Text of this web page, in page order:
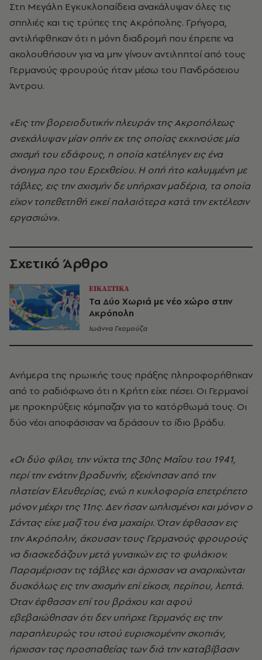
Στη Μεγάλη Εγκυκλοπαίδεια ανακάλυψαν όλες τις
σπηλιές και τις τρύπες της Ακρόπολης. Γρήγορα,
αντιλήφθηκαν ότι η μόνη διαδρομή που έπρεπε να
ακολουθήσουν για να μην γίνουν αντιληπτοί από τους
Γερμανούς φρουρούς ήταν μέσω του Πανδρόσειου
Άντρου.
«Εις την βορειοδυτικήν πλευράν της Ακροπόλεως
ανεκάλυψαν μίαν οπήν εκ της οποίας εκκινούσε μία
σχισμή του εδάφους, η οποία κατέληγεν εις ένα
άνοιγμα προ του Ερεχθείου. Η οπή ήτο καλυμμένη με
τάβλες, εις την σχισμήν δε υπήρχαν μαδέρια, τα οποία
είχον τοπεθετηθή εικεί παλαιότερα κατά την εκτέλεσιν
εργασιών».
Σχετικό Άρθρο
ΕΙΚΑΣΤΙΚΑ
Τα Δύο Χωριά με νέο χώρο στην
Ακρόπολη
Ιωάννα Γκομούζα
Ανήμερα της ηρωικής τους πράξης πληροφορήθηκαν
από το ραδιόφωνο ότι η Κρήτη είχε πέσει. Οι Γερμανοί
με προκηρύξεις κόμπαζαν για το κατόρθωμά τους. Οι
δύο νέοι αποφάσισαν να δράσουν το ίδιο βράδυ.
«Οι δύο φίλοι, την νύκτα της 30ης Μαΐου του 1941,
περί την ενάτην βραδυνήν, εξεκίνησαν από την
πλατείαν Ελευθερίας, ενώ η κυκλοφορία επετρέπετο
μόνον μέχρι της 11ης. Δεν ήσαν ωπλισμένοι και μόνον ο
Σάντας είχε μαζί του ένα μαχαίρι. Όταν έφθασαν εις
την Ακρόπολιν, άκουσαν τους Γερμανούς φρουρούς
να διασκεδάζουν μετά γυναικών εις το φυλάκιον.
Παραμέρισαν τις τάβλες και άρχισαν να αναριχώνται
δυσκόλως εις την σχισμήν επί είκοσι, περίπου, λεπτά.
Όταν έφθασαν επί του βράχου και αφού
εβεβαιώθησαν ότι δεν υπήρχε Γερμανός εις την
παραπλευρώς του ιστού ευρισκομένην σκοπιάν,
ήρχισαν τας προσπαθείας των διά την καταβίβασιν